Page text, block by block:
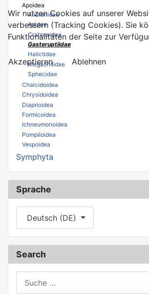
Apoidea
Andrenidae
Apidae
Crabronidae
Gasteruptiidae
Halictidae
Megachilidae
Sphecidae
Chalcidoidea
Chrysidoidea
Diaprioidea
Formicoidea
Ichneumonoidea
Pompiloidea
Vespoidea
Symphyta
Sprache
Sprache auswählen
Deutsch (DE)
Search
Wir nutzen Cookies auf unserer
verbessern (Tracking Cookies). Sie
Funktionalitäten der Seite zur
Akzeptieren Ablehnen